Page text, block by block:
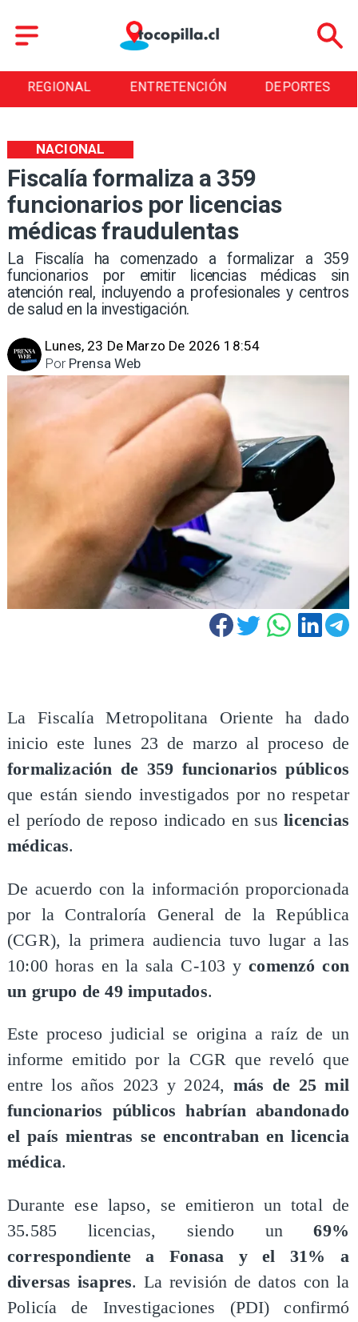
REGIONAL ENTRETENCIÓN DEPORTES
Fiscalía formaliza a 359
funcionarios por licencias
médicas fraudulentas
La Fiscalía ha comenzado a formalizar a 359
funcionarios por emitir licencias médicas sin
atención real, incluyendo a profesionales y centros
de salud en la investigación.
NACIONAL
Lunes, 23 De Marzo De 2026 18:54
Prensa Web
Por
La Fiscalía Metropolitana Oriente ha dado
inicio este lunes 23 de marzo al proceso de
formalización de 359 funcionarios públicos
que están siendo investigados por no respetar
el período de reposo indicado en suslicencias
médicas.
De acuerdo con la información proporcionada
por la Contraloría General de la República
(CGR), la primera audiencia tuvo lugar a las
10:00 horas en la sala C-103 ycomenzó con
un grupo de 49 imputados.
Este proceso judicial se origina a raíz de un
informe emitido por la CGR que reveló que
entre los años 2023 y 2024, más de 25 mil
funcionarios públicos habrían abandonado
el país mientras se encontraban en licencia
médica.
Durante ese lapso, se emitieron un total de
35.585 licencias, siendo un69%
correspondiente a Fonasa y el 31% a
diversas isapres. La revisión de datos con la
Policía de Investigaciones (PDI) confirmó